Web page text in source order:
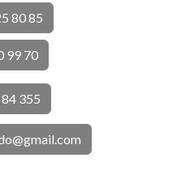
80 85
99 70
355